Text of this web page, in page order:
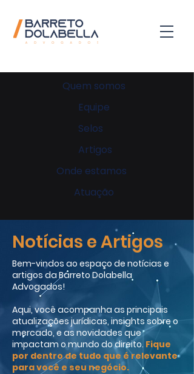
Atuação
Quem somos
Equipe
Selos
Artigos
Onde estamos
Notícias e Artigos
Bem-vindos ao espaço de notícias e
artigos da Barreto Dolabella
Advogados!
Aqui, você acompanha as principais
atualizações jurídicas, insights sobre o
mercado, e as novidades que
impactam o mundo do direito. Fique
por dentro de tudo que é relevante
para você e seu negócio.